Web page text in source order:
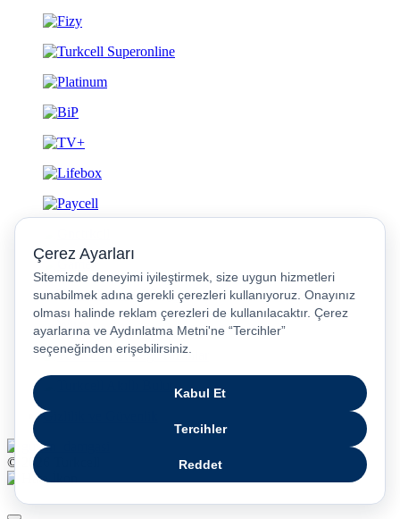
Gizlilik ve Güvenlik
© 2026 Turkcell